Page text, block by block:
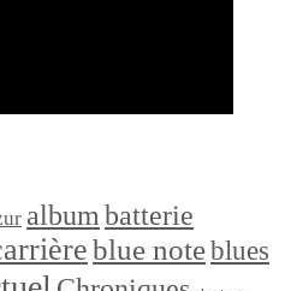
albumbatterie
blue noteblues